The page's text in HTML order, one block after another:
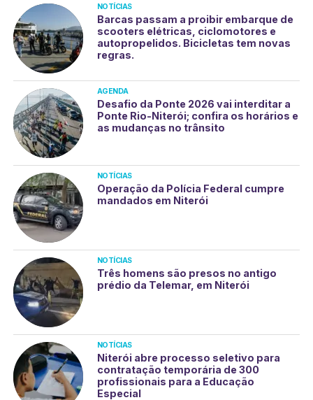
NOTÍCIAS
Barcas passam a proibir embarque de
scooters elétricas, ciclomotores e
autopropelidos. Bicicletas tem novas
regras.
AGENDA
Desafio da Ponte 2026 vai interditar a
Ponte Rio-Niterói; confira os horários e
as mudanças no trânsito
NOTÍCIAS
Operação da Polícia Federal cumpre
mandados em Niterói
NOTÍCIAS
Três homens são presos no antigo
prédio da Telemar, em Niterói
NOTÍCIAS
Niterói abre processo seletivo para
contratação temporária de 300
profissionais para a Educação
Especial